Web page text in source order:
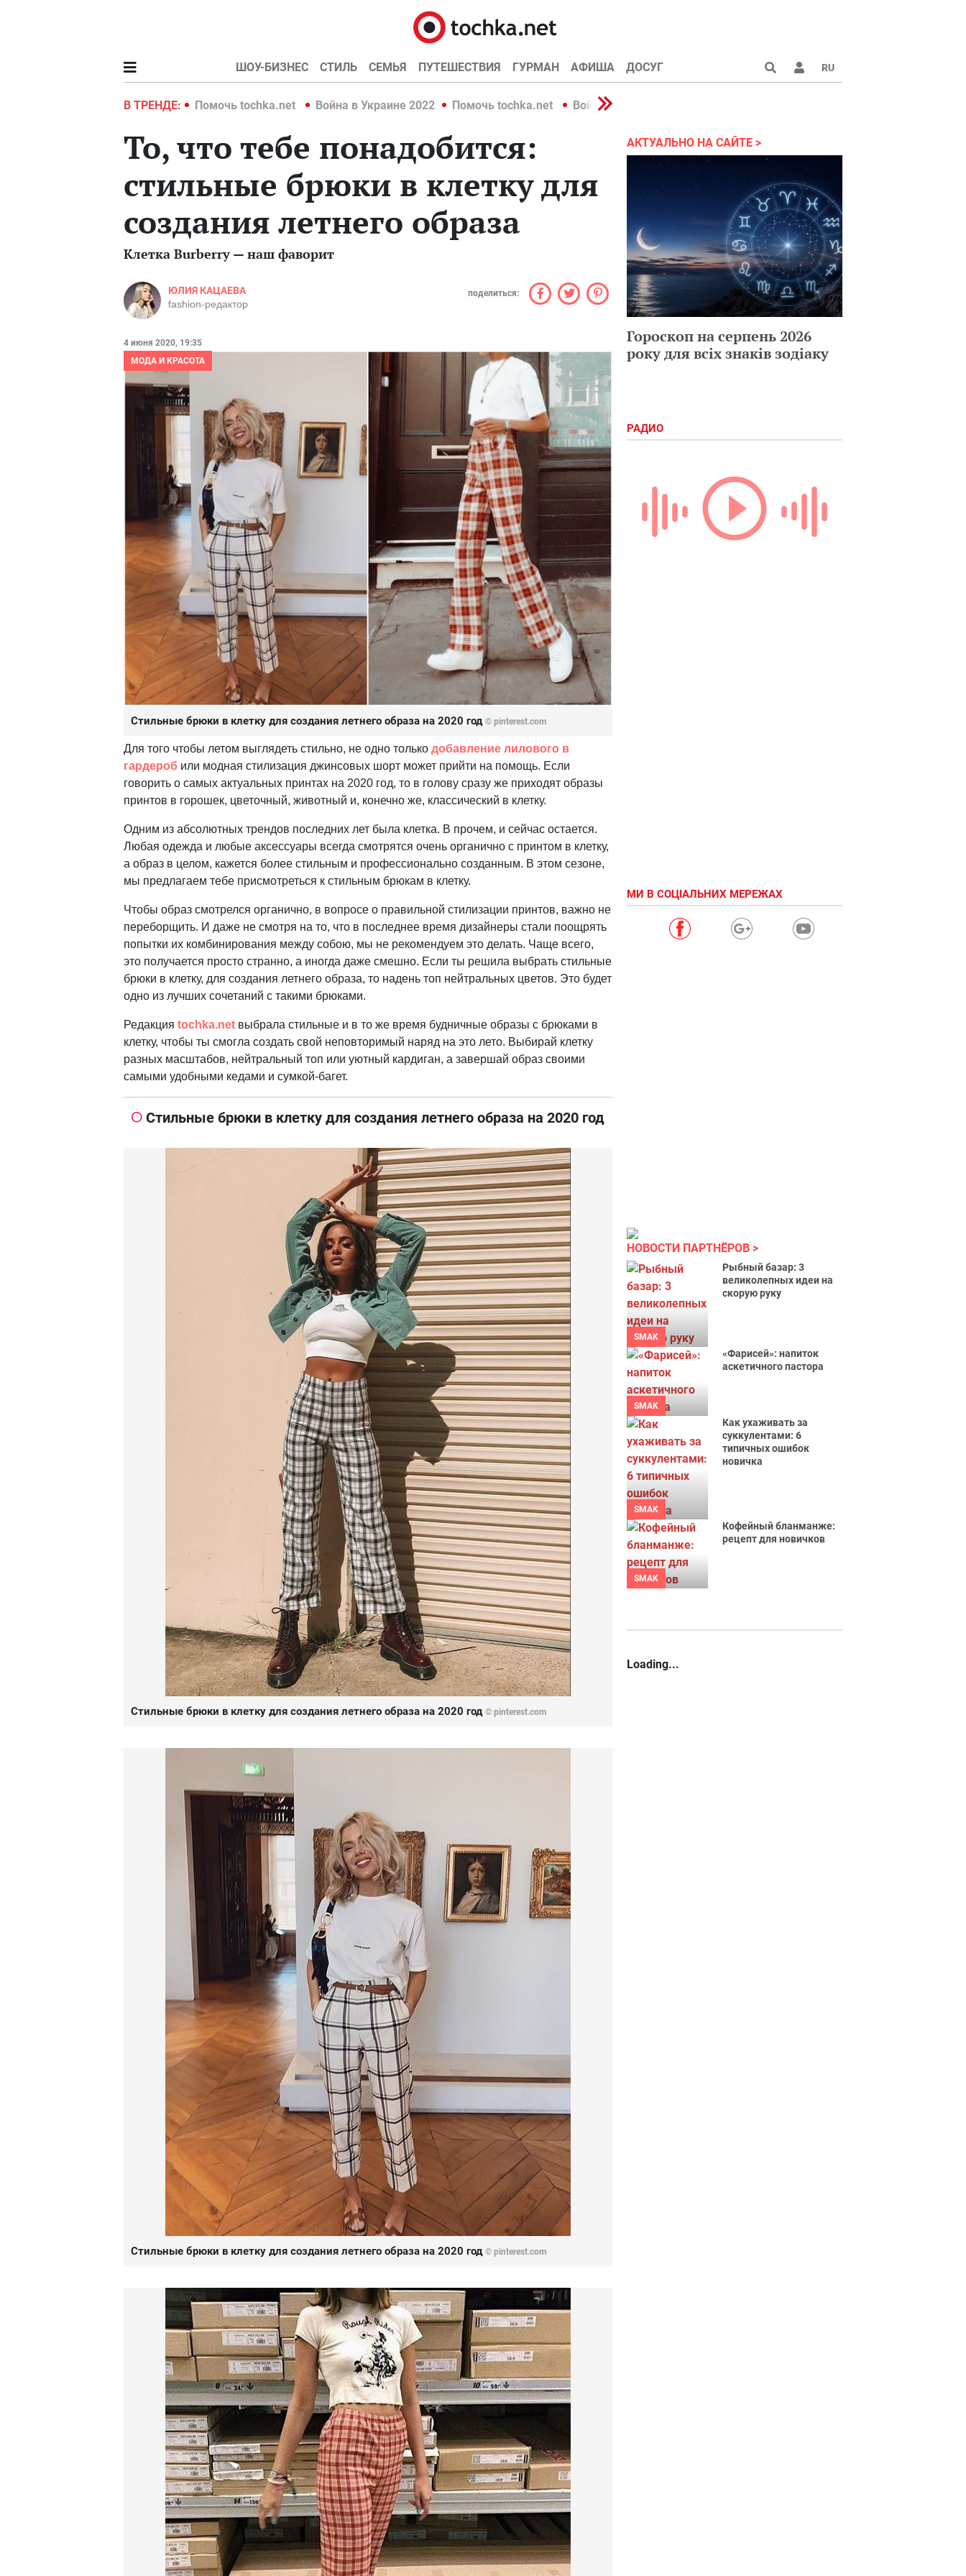
ШОУ-БИЗНЕС СТИЛЬ СЕМЬЯ ПУТЕШЕСТВИЯ ГУРМАН АФИША ДОСУГ RU
В ТРЕНДЕ:
Война в Украине 2022 Помочь tochka.net Война в Украине 2022 Помочь tochka.net Война в Украине 2022
То, что тебе понадобится:
стильные брюки в клетку для
создания летнего образа
Клетка Burberry — наш фаворит
ЮЛИЯ КАЦАЕВА
fashion-редактор
поделиться:
4 июня 2020, 19:35
МОДА И КРАСОТА
Стильные брюки в клетку для создания летнего образа на 2020 год © pinterest.com
Для того чтобы летом выглядеть стильно, не одно только добавление лилового в
гардероб или модная стилизация джинсовых шорт может прийти на помощь. Если
говорить о самых актуальных принтах на 2020 год, то в голову сразу же приходят образы
принтов в горошек, цветочный, животный и, конечно же, классический в клетку.
Одним из абсолютных трендов последних лет была клетка. В прочем, и сейчас остается.
Любая одежда и любые аксессуары всегда смотрятся очень органично с принтом в клетку,
а образ в целом, кажется более стильным и профессионально созданным. В этом сезоне,
мы предлагаем тебе присмотреться к стильным брюкам в клетку.
Чтобы образ смотрелся органично, в вопросе о правильной стилизации принтов, важно не
переборщить. И даже не смотря на то, что в последнее время дизайнеры стали поощрять
попытки их комбинирования между собою, мы не рекомендуем это делать. Чаще всего,
это получается просто странно, а иногда даже смешно. Если ты решила выбрать стильные
брюки в клетку, для создания летнего образа, то надень топ нейтральных цветов. Это будет
одно из лучших сочетаний с такими брюками.
Редакция tochka.net выбрала стильные и в то же время будничные образы с брюками в
клетку, чтобы ты смогла создать свой неповторимый наряд на это лето. Выбирай клетку
разных масштабов, нейтральный топ или уютный кардиган, а завершай образ своими
самыми удобными кедами и сумкой-багет.
Стильные брюки в клетку для создания летнего образа на 2020 год
Стильные брюки в клетку для создания летнего образа на 2020 год © pinterest.com
Стильные брюки в клетку для создания летнего образа на 2020 год © pinterest.com
АКТУАЛЬНО НА САЙТЕ
Гороскоп на серпень 2026
року для всіх знаків зодіаку
РАДИО
МИ В СОЦІАЛЬНИХ МЕРЕЖАХ
НОВОСТИ ПАРТНЁРОВ
SMAK
Рыбный базар: 3
великолепных идеи на
скорую руку
SMAK
«Фарисей»: напиток
аскетичного пастора
SMAK
Как ухаживать за
суккулентами: 6
типичных ошибок
новичка
SMAK
Кофейный бланманже:
рецепт для новичков
Loading...